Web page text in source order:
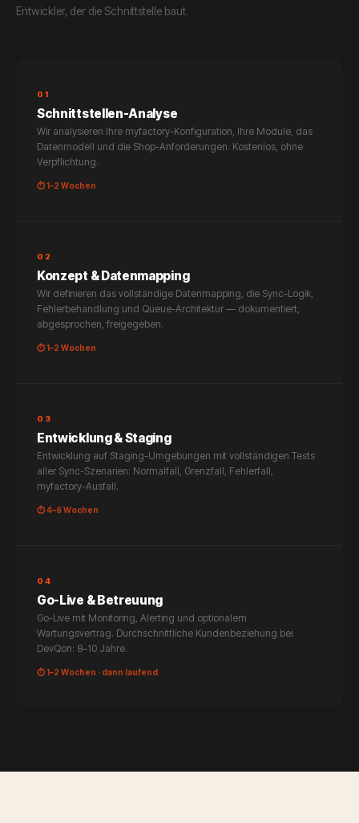
Entwickler, der die Schnittstelle baut.
01
Schnittstellen-Analyse
Wir analysieren Ihre myfactory-Konfiguration, Ihre Module, das
Datenmodell und die Shop-Anforderungen. Kostenlos, ohne
Verpflichtung.
⏱ 1–2 Wochen
02
Konzept & Datenmapping
Wir definieren das vollständige Datenmapping, die Sync-Logik,
Fehlerbehandlung und Queue-Architektur — dokumentiert,
abgesprochen, freigegeben.
⏱ 1–2 Wochen
03
Entwicklung & Staging
Entwicklung auf Staging-Umgebungen mit vollständigen Tests
aller Sync-Szenarien: Normalfall, Grenzfall, Fehlerfall,
myfactory-Ausfall.
⏱ 4–6 Wochen
04
Go-Live & Betreuung
Go-Live mit Monitoring, Alerting und optionalem
Wartungsvertrag. Durchschnittliche Kundenbeziehung bei
DevQon: 8–10 Jahre.
⏱ 1–2 Wochen · dann laufend